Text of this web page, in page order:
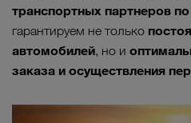
транспортных партнеров
гарантируем не только
автомобилей, но и
заказа и осуществления